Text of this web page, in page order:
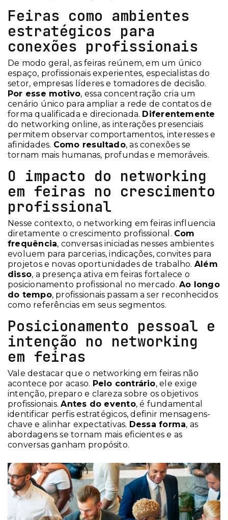
Feiras como ambientes
estratégicos para
conexões profissionais
De modo geral, as feiras reúnem, em um único
espaço, profissionais experientes, especialistas do
setor, empresas líderes e tomadores de decisão.
Por esse motivo, essa concentração cria um
cenário único para ampliar a rede de contatos de
forma qualificada e direcionada. Diferentemente
do networking online, as interações presenciais
permitem observar comportamentos, interesses e
afinidades. Como resultado, as conexões se
tornam mais humanas, profundas e memoráveis.
O impacto do networking
em feiras no crescimento
profissional
Nesse contexto, o networking em feiras influencia
diretamente o crescimento profissional. Com
frequência, conversas iniciadas nesses ambientes
evoluem para parcerias, indicações, convites para
projetos e novas oportunidades de trabalho. Além
disso, a presença ativa em feiras fortalece o
posicionamento profissional no mercado.Ao longo
do tempo, profissionais passam a ser reconhecidos
como referências em seus segmentos.
Posicionamento pessoal e
intenção no networking
em feiras
Vale destacar que o networking em feiras não
acontece por acaso. Pelo contrário, ele exige
intenção, preparo e clareza sobre os objetivos
profissionais.Antes do evento, é fundamental
identificar perfis estratégicos, definir mensagens-
chave e alinhar expectativas. Dessa forma, as
abordagens se tornam mais eficientes e as
conversas ganham propósito.